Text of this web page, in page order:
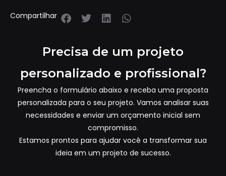
Compartilhar
Precisa de um projeto
personalizado e profissional?
Preencha o formulário abaixo e receba uma proposta
personalizada para o seu projeto. Vamos analisar suas
necessidades e enviar um orçamento inicial sem
compromisso.
Estamos prontos para ajudar você a transformar sua
ideia em um projeto de sucesso.